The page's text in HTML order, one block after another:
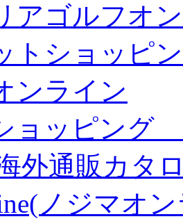
アゴルフオ
トショッピ
ンライン
ョッピング
外通販カタ
ノジマオ